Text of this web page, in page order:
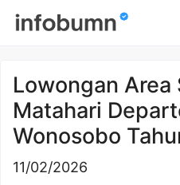
Skip
Lowongan Area
Matahari
Wonosobo
11/02/2026